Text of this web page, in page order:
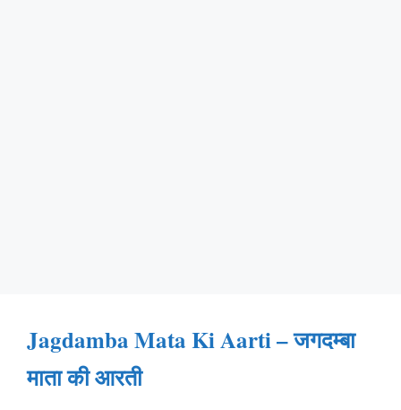
Jagdamba Mata Ki Aarti – जगदम्बा
माता की आरती